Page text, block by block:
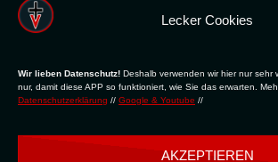
Lecker Cookies
Wir lieben Datenschutz! Deshalb verwenden wir hier nur sehr
nur, damit diese APP so funktioniert, wie Sie das erwarten.
Datenschutzerklärung // Google & Youtube //
AKZEPTIEREN